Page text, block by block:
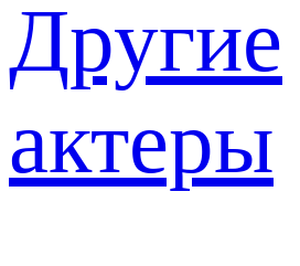
Другие
актеры